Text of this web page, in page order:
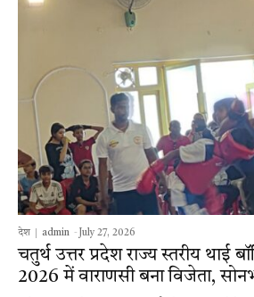
देश admin - July 27, 2026
चतुर्थ उत्तर प्रदेश राज्य स्तरीय थाई
2026 में वाराणसी बना विजेता,